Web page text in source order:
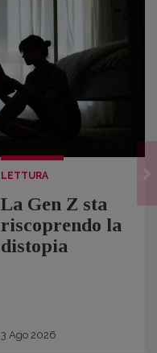
LETTURA
La Gen Z sta
riscoprendo la
distopia
3 Ago 2026